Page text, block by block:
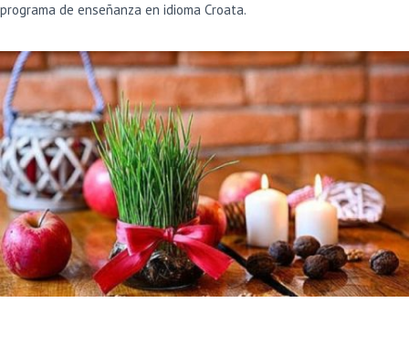
programa de enseñanza en idioma Croata.